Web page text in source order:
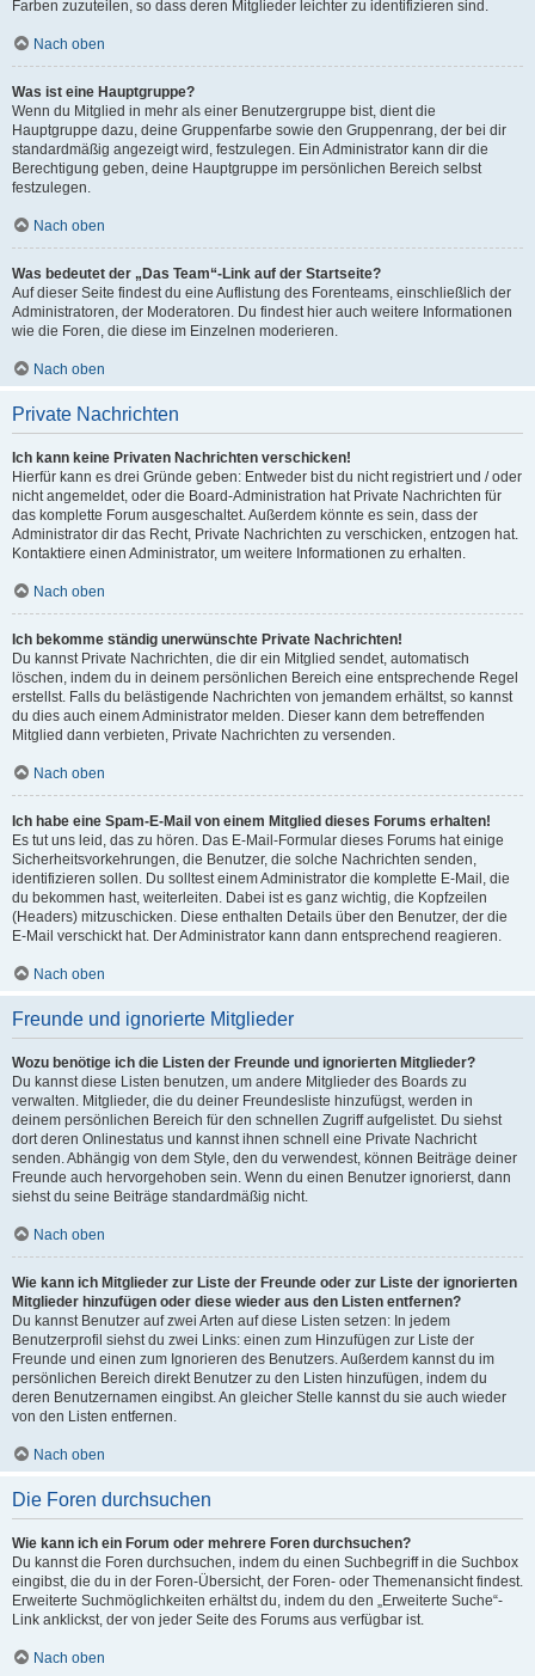
Farben zuzuteilen, so dass deren Mitglieder leichter zu identifizieren sind.
Nach oben
Was ist eine Hauptgruppe?
Wenn du Mitglied in mehr als einer Benutzergruppe bist, dient die
Hauptgruppe dazu, deine Gruppenfarbe sowie den Gruppenrang, der bei dir
standardmäßig angezeigt wird, festzulegen. Ein Administrator kann dir die
Berechtigung geben, deine Hauptgruppe im persönlichen Bereich selbst
festzulegen.
Nach oben
Was bedeutet der „Das Team“-Link auf der Startseite?
Auf dieser Seite findest du eine Auflistung des Forenteams, einschließlich der
Administratoren, der Moderatoren. Du findest hier auch weitere Informationen
wie die Foren, die diese im Einzelnen moderieren.
Nach oben
Private Nachrichten
Ich kann keine Privaten Nachrichten verschicken!
Hierfür kann es drei Gründe geben: Entweder bist du nicht registriert und / oder
nicht angemeldet, oder die Board-Administration hat Private Nachrichten für
das komplette Forum ausgeschaltet. Außerdem könnte es sein, dass der
Administrator dir das Recht, Private Nachrichten zu verschicken, entzogen hat.
Kontaktiere einen Administrator, um weitere Informationen zu erhalten.
Nach oben
Ich bekomme ständig unerwünschte Private Nachrichten!
Du kannst Private Nachrichten, die dir ein Mitglied sendet, automatisch
löschen, indem du in deinem persönlichen Bereich eine entsprechende Regel
erstellst. Falls du belästigende Nachrichten von jemandem erhältst, so kannst
du dies auch einem Administrator melden. Dieser kann dem betreffenden
Mitglied dann verbieten, Private Nachrichten zu versenden.
Nach oben
Ich habe eine Spam-E-Mail von einem Mitglied dieses Forums erhalten!
Es tut uns leid, das zu hören. Das E-Mail-Formular dieses Forums hat einige
Sicherheitsvorkehrungen, die Benutzer, die solche Nachrichten senden,
identifizieren sollen. Du solltest einem Administrator die komplette E-Mail, die
du bekommen hast, weiterleiten. Dabei ist es ganz wichtig, die Kopfzeilen
(Headers) mitzuschicken. Diese enthalten Details über den Benutzer, der die
E-Mail verschickt hat. Der Administrator kann dann entsprechend reagieren.
Nach oben
Freunde und ignorierte Mitglieder
Wozu benötige ich die Listen der Freunde und ignorierten Mitglieder?
Du kannst diese Listen benutzen, um andere Mitglieder des Boards zu
verwalten. Mitglieder, die du deiner Freundesliste hinzufügst, werden in
deinem persönlichen Bereich für den schnellen Zugriff aufgelistet. Du siehst
dort deren Onlinestatus und kannst ihnen schnell eine Private Nachricht
senden. Abhängig von dem Style, den du verwendest, können Beiträge deiner
Freunde auch hervorgehoben sein. Wenn du einen Benutzer ignorierst, dann
siehst du seine Beiträge standardmäßig nicht.
Nach oben
Wie kann ich Mitglieder zur Liste der Freunde oder zur Liste der ignorierten
Mitglieder hinzufügen oder diese wieder aus den Listen entfernen?
Du kannst Benutzer auf zwei Arten auf diese Listen setzen: In jedem
Benutzerprofil siehst du zwei Links: einen zum Hinzufügen zur Liste der
Freunde und einen zum Ignorieren des Benutzers. Außerdem kannst du im
persönlichen Bereich direkt Benutzer zu den Listen hinzufügen, indem du
deren Benutzernamen eingibst. An gleicher Stelle kannst du sie auch wieder
von den Listen entfernen.
Nach oben
Die Foren durchsuchen
Wie kann ich ein Forum oder mehrere Foren durchsuchen?
Du kannst die Foren durchsuchen, indem du einen Suchbegriff in die Suchbox
eingibst, die du in der Foren-Übersicht, der Foren- oder Themenansicht findest.
Erweiterte Suchmöglichkeiten erhältst du, indem du den „Erweiterte Suche“-
Link anklickst, der von jeder Seite des Forums aus verfügbar ist.
Nach oben